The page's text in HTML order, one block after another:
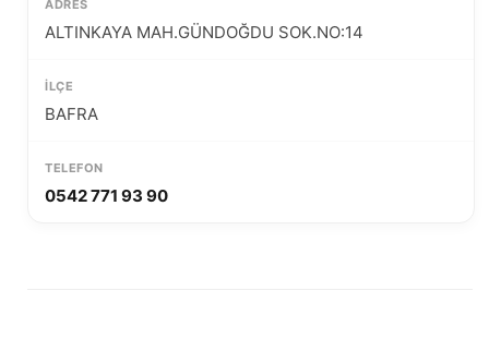
ALTINKAYA MAH.GÜNDOĞDU SOK.NO:14
BAFRA
0542 771 93 90